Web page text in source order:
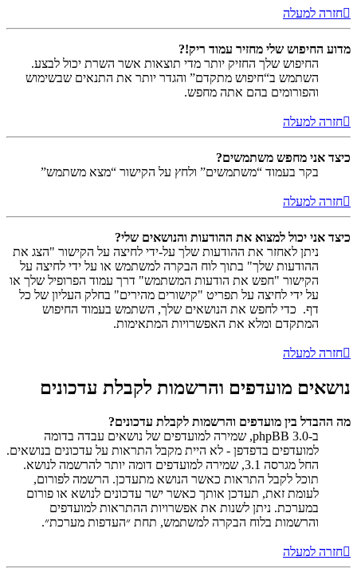
חזרה למעלה
מדוע החיפוש שלי מחזיר עמוד ריק!?
החיפוש שלך החזיק יותר מדי תוצאות אשר השרת יכול לבצע.
השתמש ב“חיפוש מתקדם” והגדר יותר את התנאים שבשימוש
והפורומים בהם אתה מחפש.
חזרה למעלה
כיצד אני מחפש משתמשים?
בקר בעמוד “משתמשים” ולחץ על הקישור “מצא משתמש”
חזרה למעלה
כיצד אני יכול למצוא את ההודעות והנושאים שלי?
ניתן לאחזר את ההודעות שלך על-ידי לחיצה על הקישור "הצג את
ההודעות שלך" בתוך לוח הבקרה למשתמש או על ידי לחיצה על
הקישור "חפש את הודעות המשתמש" דרך עמוד הפרופיל שלך או
על ידי לחיצה על תפריט "קישורים מהירים" בחלק העליון של כל
דף. כדי לחפש את הנושאים שלך, השתמש בעמוד החיפוש
המתקדם ומלא את האפשרויות המתאימות.
חזרה למעלה
נושאים מועדפים והרשמות לקבלת עדכונים
מה ההבדל בין מועדפים והרשמות לקבלת עדכונים?
ב-phpBB 3.0, שמירה למועדפים של נושאים עבדה בדומה
למועדפים בדפדפן - לא היית מקבל התראות על עדכונים בנושאים.
החל מגרסה 3.1, שמירה למועדפים דומה יותר להרשמה לנושא.
תוכל לקבל התראות כאשר הנושא מתעדכן. הרשמה לפורום,
לעומת זאת, תעדכן אותך כאשר ישר עדכונים לנושא או פורום
במערכת. ניתן לשנות את אפשרויות ההתראות למועדפים
והרשמות בלוח הבקרה למשתמש, תחת ״העדפות מערכת״.
חזרה למעלה